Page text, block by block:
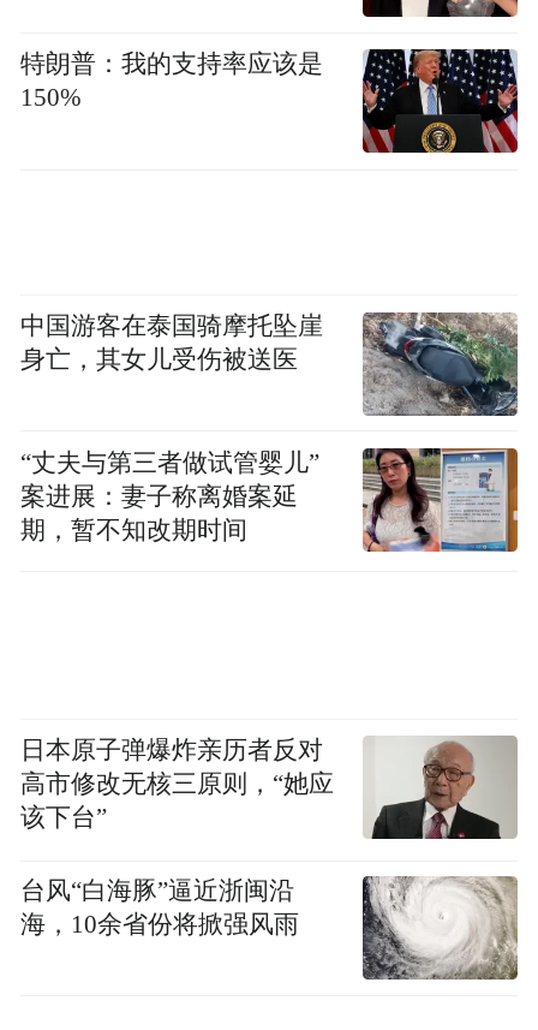
界将人口抚养比小于或等于50%称为人口机
会窗口期。在窗口关闭之前的时间内，劳动
力供给充足，社会负担相对较轻，有利于经
生育意愿；提高城市吸引力，吸纳更多人
才；深化人口统计数据信息整合，促进全市
“特别声明：以上作品内容(包括在内的视频、图片或音
频)为凤凰网旗下自媒体平台“大风号”用户上传并发
布，本平台仅提供信息存储空间服务。
特朗普：我的支持率应该是
150%
中国游客在泰国骑摩托坠崖
身亡，其女儿受伤被送医
“丈夫与第三者做试管婴儿”
案进展：妻子称离婚案延
期，暂不知改期时间
日本原子弹爆炸亲历者反对
高市修改无核三原则，“她应
该下台”
台风“白海豚”逼近浙闽沿
海，10余省份将掀强风雨